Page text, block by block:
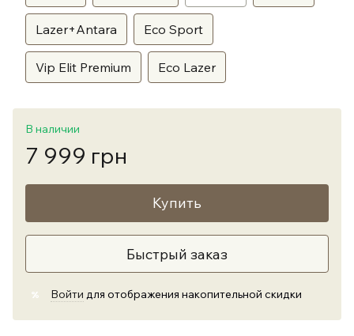
Lazer+Antara Eco Sport
Vip Elit Premium Eco Lazer
В наличии
7 999 грн
Купить
Быстрый заказ
% Войти для отображения накопительной скидки